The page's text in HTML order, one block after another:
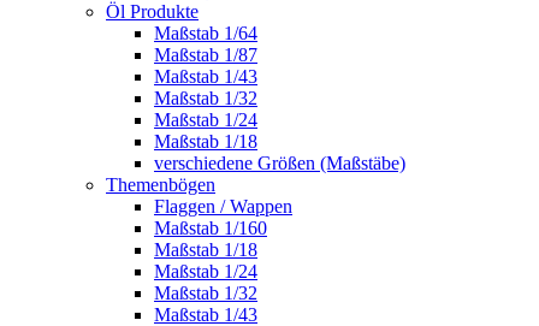
Öl Produkte
Maßstab 1/64
Maßstab 1/87
Maßstab 1/43
Maßstab 1/32
Maßstab 1/24
Maßstab 1/18
verschiedene Größen (Maßstäbe)
Themenbögen
Flaggen / Wappen
Maßstab 1/160
Maßstab 1/18
Maßstab 1/24
Maßstab 1/32
Maßstab 1/43